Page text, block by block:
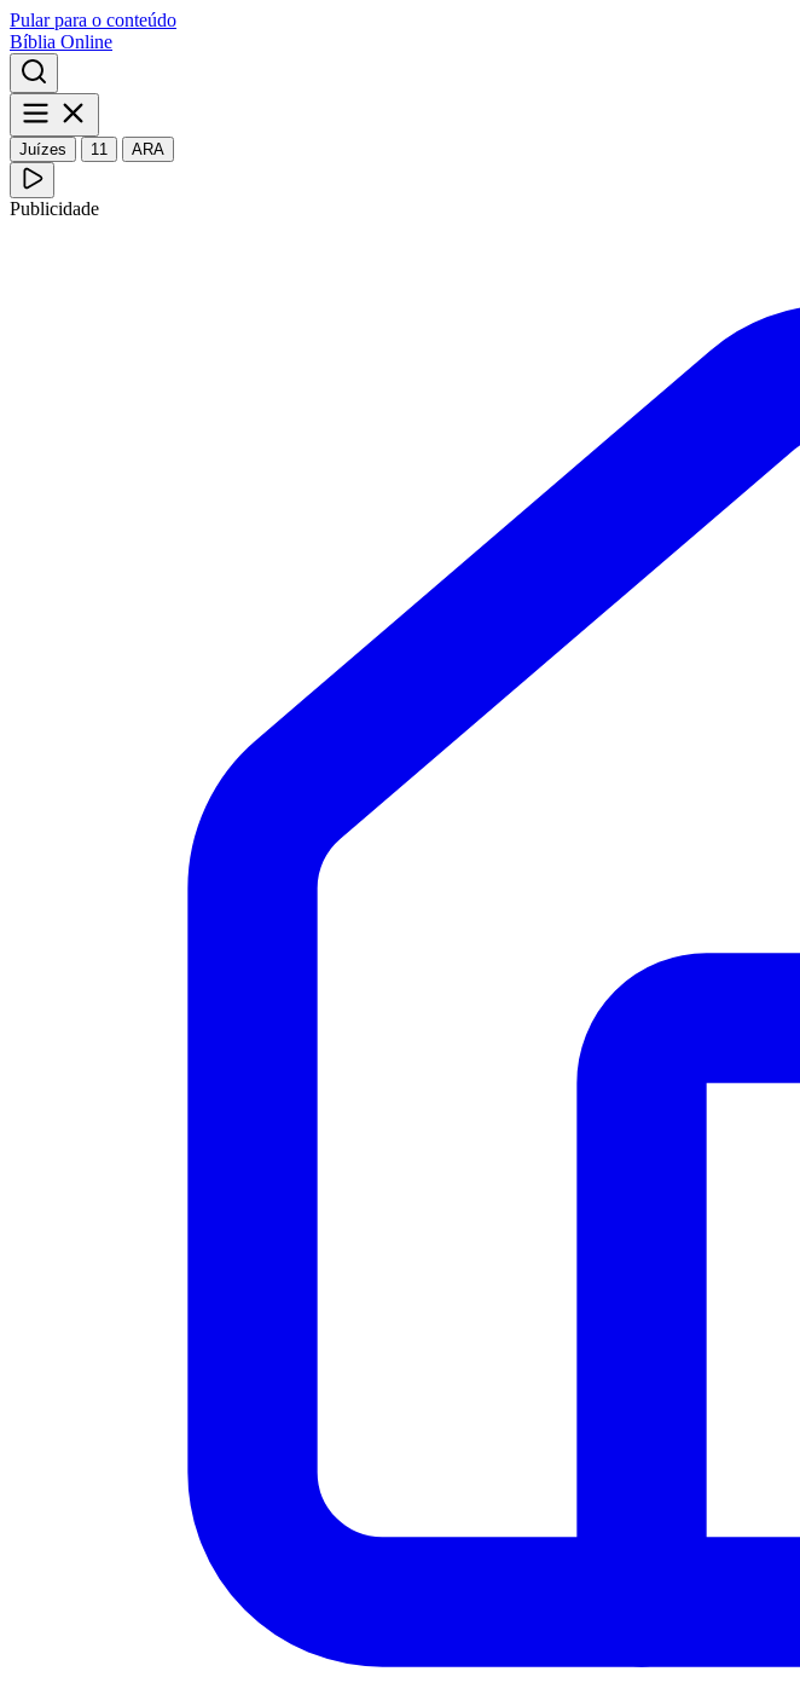
Pular para o conteúdo
Bíblia Online
Juízes 11 ARA
Publicidade